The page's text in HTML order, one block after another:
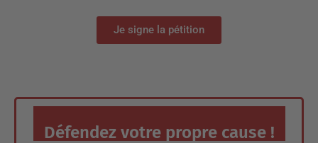
Je signe la pétition
Défendez votre propre cause !